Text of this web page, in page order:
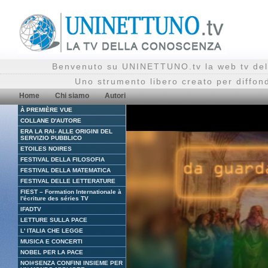
Benvenuto su UNINETTUNO.tv la web tv
Uno strumento libero creato per
Home Chi siamo Autori
À PREMIÈRE VUE
COLLANE D'AUTORE
ERA LA RAI- ALLE ORIGINI DEL
SERVIZIO PUBBLICO
ETOILES NOIRES
FESTIVAL DELLA FILOSOFIA
FESTIVAL DELLA MATEMATICA
FESTIVAL DELLE LETTERATURE
FIEST – Formation Internationale à
l'écriture des séries TV
IFADTV
LETTURE SULLA PACE
L' ITALIA CHE LEGGE
MUSICA E CONCERTI
NOBEL PER LA PACE
NOI#SENZA CONFINI INSIEME PER